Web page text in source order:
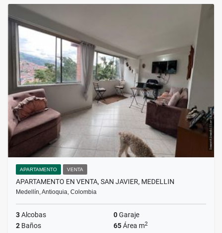
APARTAMENTO VENTA
APARTAMENTO EN VENTA, SAN JAVIER, MEDELLIN
Medellín, Antioquia, Colombia
3Alcobas 0Garaje
2 Baños 65Área m2